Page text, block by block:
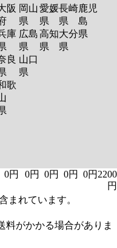
阪
庫
良
歌
岡山
県
広島
県
山口
県
愛媛
県
高知
県
長崎
県
大分
県
鹿児
島
県
0円 0円 0円 0円 0円 2200
円
まれています。
料がかかる場合がありま